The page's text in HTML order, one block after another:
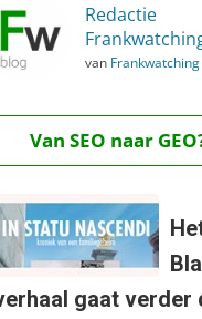
Redactie
van Frankwatching
Van SEO naar
gaat verder